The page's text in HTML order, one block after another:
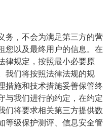
务，不会为满足第三方的营
您以及最终用户的信息。在
律规定，按照最小必要原
我们将按照法律法规的规
措施和技术措施妥善保管终
与我们进行的约定，在约定
们将要求相关第三方提供数
等级保护测评、信息安全管